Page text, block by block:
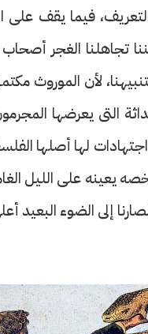
فيما يقف على
تجاهلنا الغجر أصحاب
لأن الموروث
التى يعرضها
لها أصلها
يعينه على الليل
إلى الضوء البعيد